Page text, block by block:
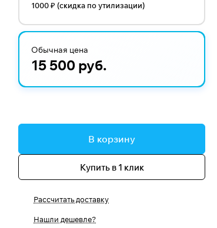
1000 ₽ (скидка по утилизации)
Обычная цена
15 500 руб.
В корзину
Купить в 1 клик
Рассчитать доставку
Нашли дешевле?